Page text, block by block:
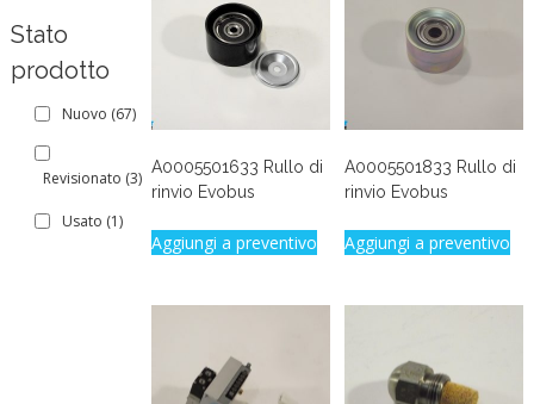
A0005501633 Rullo di
rinvio Evobus
Aggiungi a preventivo
A0005501833 Rullo di
rinvio Evobus
Aggiungi a preventivo
Stato
prodotto
Nuovo (67)
Revisionato (3)
Usato (1)